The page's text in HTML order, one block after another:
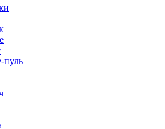
пуль